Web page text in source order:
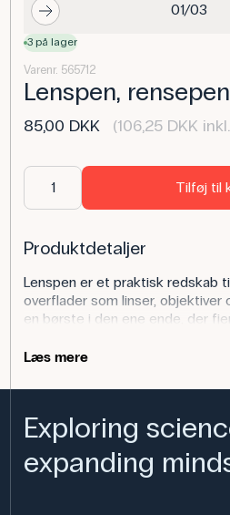
01/03
3 på lager
Varenr. 565712
Lenspen,
85,00 DKK (106,25 DKK
Tilføj til
Produktdetaljer
Lenspen er et praktisk redskab
overflader som linser, objektiver
en børste i den ene ende, der
specialudviklet rensepulver
Lenspen er velegnet i
anvendes mikroskoper,
instrumenter. Den sikrer rene
Læs mere
Exploring
expanding